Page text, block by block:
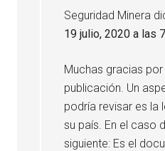
Seguridad Minera
19 julio, 2020 a las
Muchas gracias
publicación. Un
podría revisar es la
su país. En el caso
siguiente: Es el